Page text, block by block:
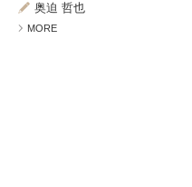
奥迫 哲也
MORE